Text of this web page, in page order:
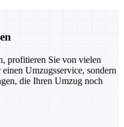
profitieren Sie von vielen
Umzugsservice, sondern
die Ihren Umzug noch